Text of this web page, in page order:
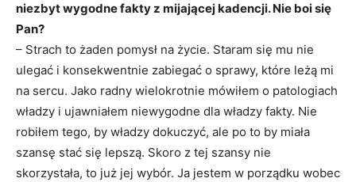
niezbyt wygodne fakty z mijającej kadencji. Nie boi się
Pan?
– Strach to żaden pomysł na życie. Staram się mu nie
ulegać i konsekwentnie zabiegać o sprawy, które leżą mi
na sercu. Jako radny wielokrotnie mówiłem o patologiach
władzy i ujawniałem niewygodne dla władzy fakty. Nie
robiłem tego, by władzy dokuczyć, ale po to by miała
szansę stać się lepszą. Skoro z tej szansy nie
skorzystała, to już jej wybór. Ja jestem w porządku wobec